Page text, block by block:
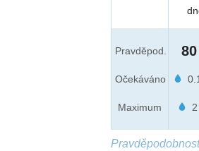
Pravděpod.
Očekáváno
Maximum